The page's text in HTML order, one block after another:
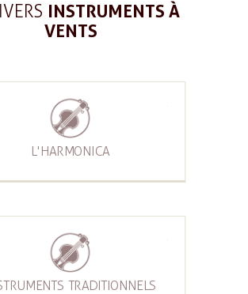
INSTRUMENTS À
VENTS
L'HARMONICA
TRADITIONNELS